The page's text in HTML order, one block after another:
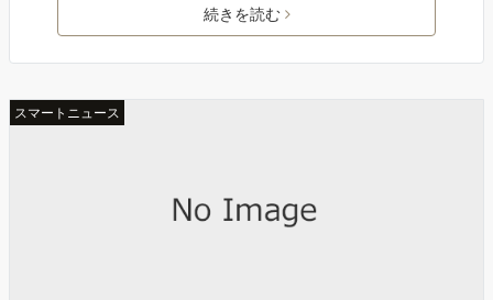
続きを読む
スマートニュース